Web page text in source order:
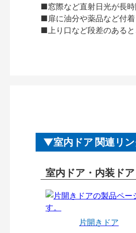
■窓際など直射日光が長
■扉に油分や薬品など付着
■上り口など段差のある
室内ドア 関連リン
室内ドア・内装ド
片開きドア